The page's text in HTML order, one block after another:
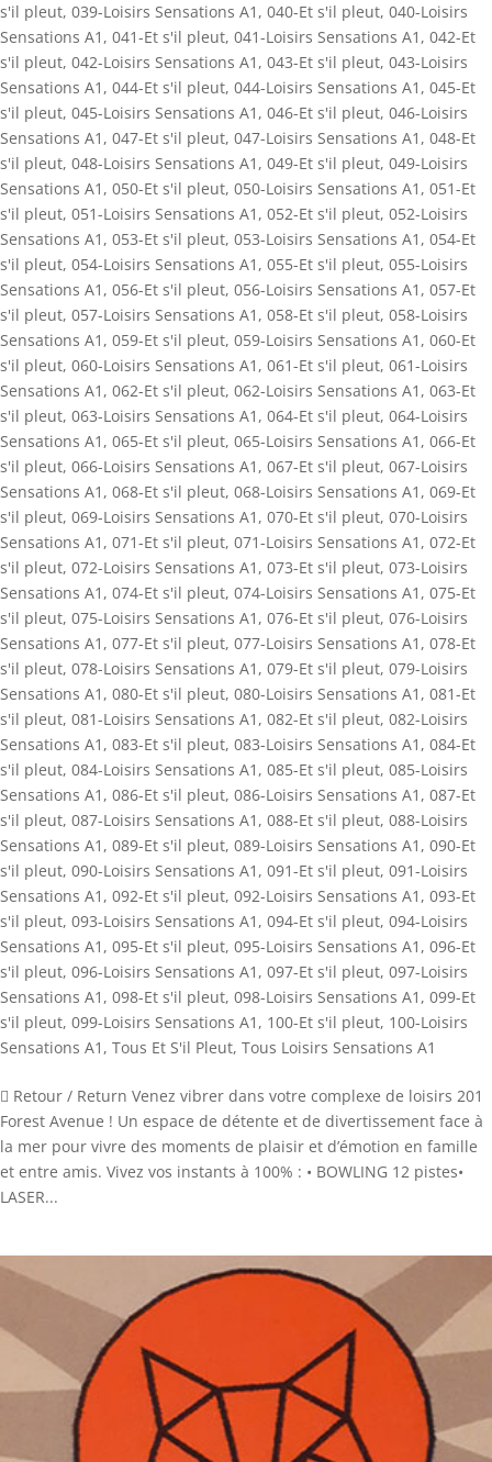
s'il pleut, 039-Loisirs Sensations A1 , 040-Et s'il pleut, 040-Loisirs
Sensations A1 , 041-Et s'il pleut, 041-Loisirs Sensations A1 , 042-Et
s'il pleut, 042-Loisirs Sensations A1 , 043-Et s'il pleut, 043-Loisirs
Sensations A1 , 044-Et s'il pleut, 044-Loisirs Sensations A1 , 045-Et
s'il pleut, 045-Loisirs Sensations A1 , 046-Et s'il pleut, 046-Loisirs
Sensations A1 , 047-Et s'il pleut, 047-Loisirs Sensations A1 , 048-Et
s'il pleut, 048-Loisirs Sensations A1 , 049-Et s'il pleut, 049-Loisirs
Sensations A1 , 050-Et s'il pleut, 050-Loisirs Sensations A1 , 051-Et
s'il pleut, 051-Loisirs Sensations A1 , 052-Et s'il pleut, 052-Loisirs
Sensations A1 , 053-Et s'il pleut, 053-Loisirs Sensations A1 , 054-Et
s'il pleut, 054-Loisirs Sensations A1 , 055-Et s'il pleut, 055-Loisirs
Sensations A1 , 056-Et s'il pleut, 056-Loisirs Sensations A1 , 057-Et
s'il pleut, 057-Loisirs Sensations A1 , 058-Et s'il pleut, 058-Loisirs
Sensations A1 , 059-Et s'il pleut, 059-Loisirs Sensations A1 , 060-Et
s'il pleut, 060-Loisirs Sensations A1 , 061-Et s'il pleut, 061-Loisirs
Sensations A1 , 062-Et s'il pleut, 062-Loisirs Sensations A1 , 063-Et
s'il pleut, 063-Loisirs Sensations A1 , 064-Et s'il pleut, 064-Loisirs
Sensations A1 , 065-Et s'il pleut, 065-Loisirs Sensations A1 , 066-Et
s'il pleut, 066-Loisirs Sensations A1 , 067-Et s'il pleut, 067-Loisirs
Sensations A1 , 068-Et s'il pleut, 068-Loisirs Sensations A1 , 069-Et
s'il pleut, 069-Loisirs Sensations A1 , 070-Et s'il pleut, 070-Loisirs
Sensations A1 , 071-Et s'il pleut, 071-Loisirs Sensations A1 , 072-Et
s'il pleut, 072-Loisirs Sensations A1 , 073-Et s'il pleut, 073-Loisirs
Sensations A1 , 074-Et s'il pleut, 074-Loisirs Sensations A1 , 075-Et
s'il pleut, 075-Loisirs Sensations A1 , 076-Et s'il pleut, 076-Loisirs
Sensations A1 , 077-Et s'il pleut, 077-Loisirs Sensations A1 , 078-Et
s'il pleut, 078-Loisirs Sensations A1 , 079-Et s'il pleut, 079-Loisirs
Sensations A1 , 080-Et s'il pleut, 080-Loisirs Sensations A1 , 081-Et
s'il pleut, 081-Loisirs Sensations A1 , 082-Et s'il pleut, 082-Loisirs
Sensations A1 , 083-Et s'il pleut, 083-Loisirs Sensations A1 , 084-Et
s'il pleut, 084-Loisirs Sensations A1 , 085-Et s'il pleut, 085-Loisirs
Sensations A1 , 086-Et s'il pleut, 086-Loisirs Sensations A1 , 087-Et
s'il pleut, 087-Loisirs Sensations A1 , 088-Et s'il pleut, 088-Loisirs
Sensations A1 , 089-Et s'il pleut, 089-Loisirs Sensations A1 , 090-Et
s'il pleut, 090-Loisirs Sensations A1 , 091-Et s'il pleut, 091-Loisirs
Sensations A1 , 092-Et s'il pleut, 092-Loisirs Sensations A1 , 093-Et
s'il pleut, 093-Loisirs Sensations A1 , 094-Et s'il pleut, 094-Loisirs
Sensations A1 , 095-Et s'il pleut, 095-Loisirs Sensations A1 , 096-Et
s'il pleut, 096-Loisirs Sensations A1 , 097-Et s'il pleut, 097-Loisirs
Sensations A1 , 098-Et s'il pleut, 098-Loisirs Sensations A1 , 099-Et
s'il pleut, 099-Loisirs Sensations A1 , 100-Et s'il pleut, 100-Loisirs
Sensations A1 , Tous Et S'il Pleut, Tous Loisirs Sensations A1
 Retour / Return Venez vibrer dans votre complexe de loisirs 201
Forest Avenue ! Un espace de détente et de divertissement face à
la mer pour vivre des moments de plaisir et d’émotion en famille
et entre amis. Vivez vos instants à 100% : • BOWLING 12 pistes•
LASER...